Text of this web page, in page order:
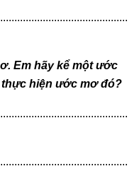
Em hãy kể một ước
thực hiện ước mơ đó?